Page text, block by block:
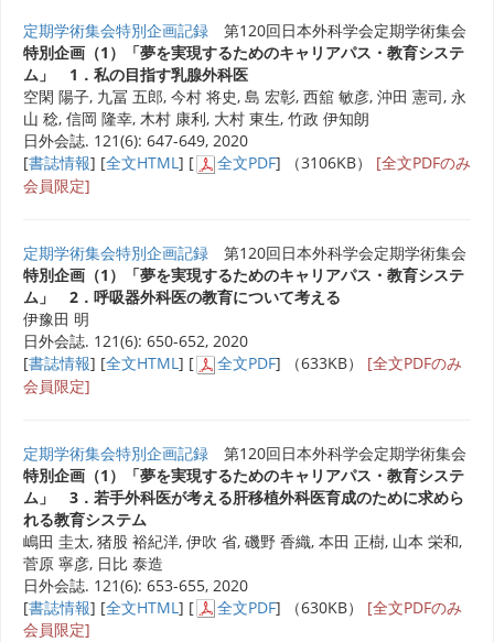
定期学術集会特別企画記録 第120回日本外科学会定期学術集会
特別企画（1）「夢を実現するためのキャリアパス・教育システ
ム」 1．私の目指す乳腺外科医
空閑 陽子, 九冨 五郎, 今村 将史, 島 宏彰, 西舘 敏彦, 沖田 憲司, 永
山 稔, 信岡 隆幸, 木村 康利, 大村 東生, 竹政 伊知朗
日外会誌. 121(6): 647-649, 2020
[書誌情報] [全文HTML] [ 全文PDF] （3106KB） [全文PDFのみ
会員限定]
定期学術集会特別企画記録 第120回日本外科学会定期学術集会
特別企画（1）「夢を実現するためのキャリアパス・教育システ
ム」 2．呼吸器外科医の教育について考える
伊豫田 明
日外会誌. 121(6): 650-652, 2020
[書誌情報] [全文HTML ] [ 全文PDF] （633KB） [全文PDFのみ
会員限定]
定期学術集会特別企画記録 第120回日本外科学会定期学術集会
特別企画（1）「夢を実現するためのキャリアパス・教育システ
ム」 3．若手外科医が考える肝移植外科医育成のために求めら
れる教育システム
嶋田 圭太, 猪股 裕紀洋, 伊吹 省, 磯野 香織, 本田 正樹, 山本 栄和,
菅原 寧彦, 日比 泰造
日外会誌. 121(6): 653-655, 2020
[書誌情報] [全文HTML ] [ 全文PDF] （630KB） [全文PDFのみ
会員限定]